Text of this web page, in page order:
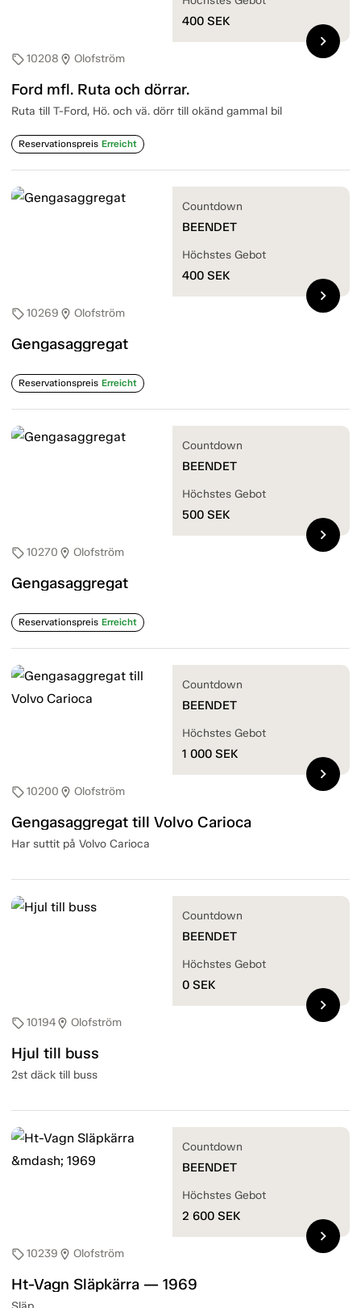
sell10208 location_on Olofström
Ford mfl. Ruta och dörrar.
Ruta till T-Ford, Hö. och vä. dörr till okänd gammal bil
Reservationspreis Erreicht
400 SEK
chevron_right
sell10269 location_on Olofström
Gengasaggregat
Reservationspreis Erreicht
Countdown
BEENDET
Höchstes Gebot
400 SEK
chevron_right
sell10270 location_on Olofström
Gengasaggregat
Reservationspreis Erreicht
Countdown
BEENDET
Höchstes Gebot
500 SEK
chevron_right
sell10200 location_on Olofström
Gengasaggregat till Volvo Carioca
Har suttit på Volvo Carioca
Countdown
BEENDET
Höchstes Gebot
1 000 SEK
chevron_right
sell10194location_on Olofström
Hjul till buss
2st däck till buss
Countdown
BEENDET
Höchstes Gebot
0 SEK
chevron_right
sell10239 location_on Olofström
Ht-Vagn Släpkärra — 1969
Countdown
BEENDET
Höchstes Gebot
2 600 SEK
chevron_right